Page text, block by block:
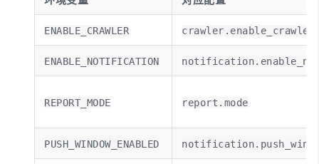
ENABLE_CRAWLER crawler.enable_crawler
ENABLE_NOTIFICATION
REPORT_MODE report.mode
PUSH_WINDOW_ENABLED